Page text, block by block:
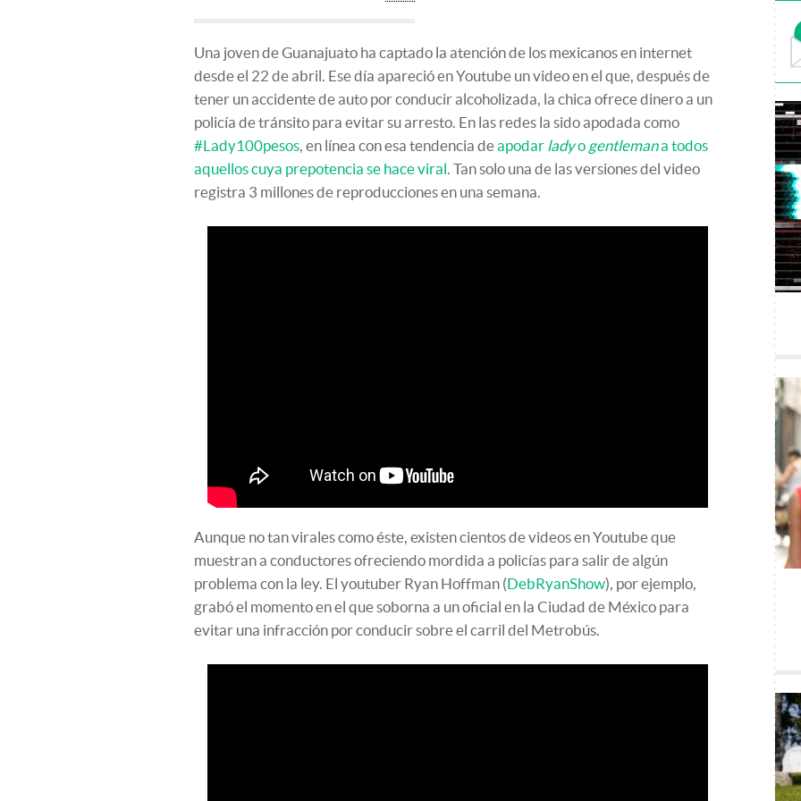
Una joven de Guanajuato ha captado la atención de los mexicanos en internet
desde el 22 de abril. Ese día apareció en Youtube un video en el que, después de
tener un accidente de auto por conducir alcoholizada, la chica ofrece dinero a un
policía de tránsito para evitar su arresto. En las redes la sido apodada como
#Lady100pesos, en línea con esa tendencia deapodar ladyo gentlemana todos
aquellos cuya prepotencia se hace viral. Tan solo una de las versiones del video
registra 3 millones de reproducciones en una semana.
Aunque no tan virales como éste, existen cientos de videos en Youtube que
muestran a conductores ofreciendo mordida a policías para salir de algún
problema con la ley. El youtuber Ryan Hoffman (DebRyanShow), por ejemplo,
grabó el momento en el que soborna a un oficial en la Ciudad de México para
evitar una infracción por conducir sobre el carril del Metrobús.